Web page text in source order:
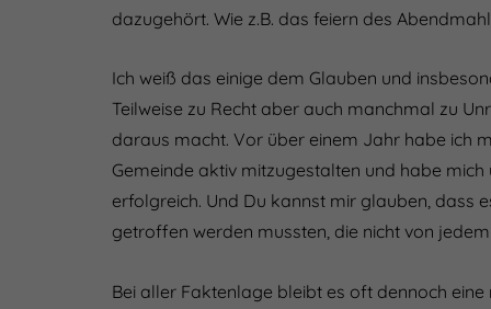
dazugehört. Wie z.B. das feiern des
Ich weiß das einige dem Glauben und
Teilweise zu Recht aber auch manchmal zu
daraus macht. Vor über einem Jahr habe ich
Gemeinde aktiv mitzugestalten und habe
erfolgreich. Und Du kannst mir glauben, dass
getroffen werden mussten, die nicht von
Bei aller Faktenlage bleibt es oft dennoch